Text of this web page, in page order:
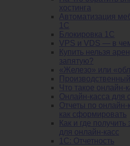
хостинга
Автоматизация
1С
Блокировка 1С
VPS и VDS — в
Купить нельзя
запятую?
«Железо» или
Что такое онлайн-
Онлайн-касса для
Отчеты по онлайн-
как сформировать
Как и где
для онлайн-касс
1С: Отчетность